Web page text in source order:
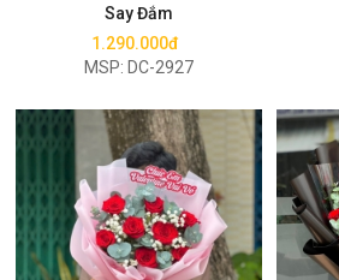
Say Đắm
1.290.000đ
MSP: DC-2927